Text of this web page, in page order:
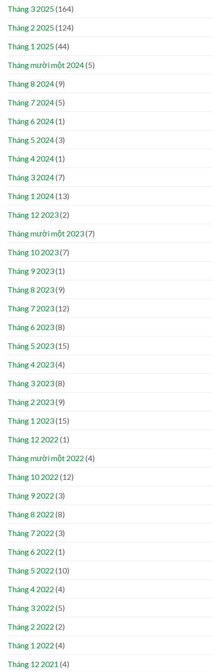
Tháng 3 2025(164)
Tháng 2 2025(124)
Tháng 1 2025(44)
Tháng mười một 2024(5)
Tháng 8 2024(9)
Tháng 7 2024(5)
Tháng 6 2024(1)
Tháng 5 2024(3)
Tháng 4 2024(1)
Tháng 3 2024(7)
Tháng 1 2024(13)
Tháng 12 2023(2)
Tháng mười một 2023(7)
Tháng 10 2023(7)
Tháng 9 2023(1)
Tháng 8 2023(9)
Tháng 7 2023(12)
Tháng 6 2023(8)
Tháng 5 2023(15)
Tháng 4 2023(4)
Tháng 3 2023(8)
Tháng 2 2023(9)
Tháng 1 2023(15)
Tháng 12 2022 (1)
Tháng mười một 2022 (4)
Tháng 10 2022 (12)
Tháng 9 2022 (3)
Tháng 8 2022 (8)
Tháng 7 2022 (3)
Tháng 6 2022 (1)
Tháng 5 2022 (10)
Tháng 4 2022 (4)
Tháng 3 2022 (5)
Tháng 2 2022 (2)
Tháng 1 2022 (4)
Tháng 12 2021 (4)